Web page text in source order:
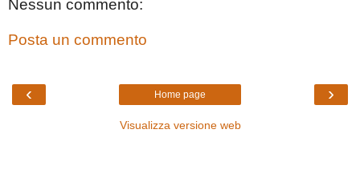
Nessun commento:
Posta un commento
‹ ›
Home page
Visualizza versione web